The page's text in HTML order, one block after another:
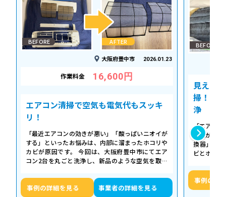
BEFORE AFTER
大阪府豊中市 2026.01.23
作業料金 16,600円
エアコン清掃で空気も電気代もスッキ
リ！
「最近エアコンの効きが悪い」「酸っぱいニオイが
する」といったお悩みは、内部に溜まったホコリや
カビが原因です。 今回は、大阪府豊中市にてエア
コン2台を丸ごと洗浄し、新品のような空気を取り
事例の詳細を見る 事業者の詳細を見る
BEFORE
見えな
掃！空
浄
「エアコ
た気がす
換器」の
ビとホコ
事例の詳